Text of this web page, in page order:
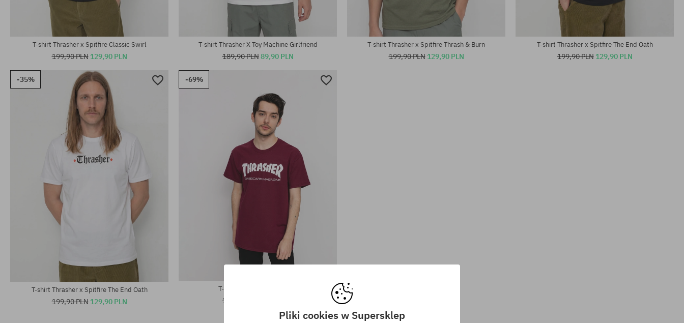
Dostępne rozmiary:
T-shirt Thrasher x Spitfire Classic Swirl
199,90 PLN 129,90 PLN
Dostępne rozmiary:
T-shirt Thrasher X Toy Machine Girlfriend
189,90 PLN89,90 PLN
Dostępne rozmiary:
T-shirt Thrasher x Spitfire Thrash & Burn
199,90 PLN 129,90 PLN
T-shirt Thrasher x Spitfire The End Oath
199,90 PLN 129,90 PLN
-35%
T-shirt Thrasher x Spitfire The End Oath
199,90 PLN 129,90 PLN
-69%
T-shirt Thrasher Skate Mag
199,90 PLN
Pliki cookies w Supersklep